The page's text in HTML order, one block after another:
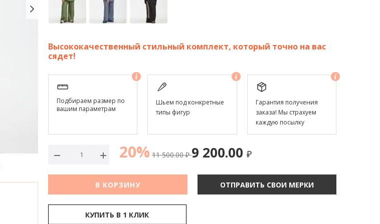
Высококачественный стильный комплект, который точно на вас
сядет!
Подбираем размер по
вашим параметрам
Шьем под конкретные
типы фигур
Гарантия получения
заказа! Мы страхуем
каждую посылку
20% 11 500.00₽ 9 200.00 ₽
В КОРЗИНУ ОТПРАВИТЬ СВОИ МЕРКИ
КУПИТЬ В 1 КЛИК